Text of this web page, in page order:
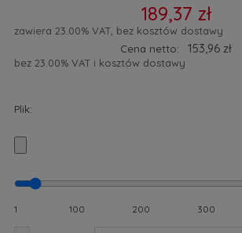
189,37 zł
zawiera 23.00% VAT, bez kosztów dostawy
Cena netto:
153,96 zł
bez 23.00% VAT i kosztów dostawy
Plik:
1 100 200 300